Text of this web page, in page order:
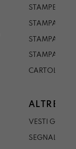
STAMPE A5
STAMPA A3
STAMPA A1
STAMPA A0
CARTOLINA
ALTRE
VESTI
SEGNALIBRO